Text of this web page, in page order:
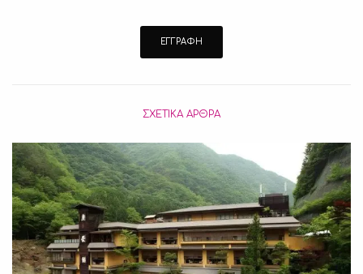
ΣΧΕΤΙΚΆ ΆΡΘΡΑ